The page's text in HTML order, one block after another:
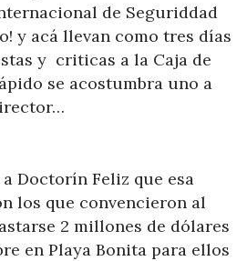
de Seguriddad
y acá llevan como tres días
y criticas a la Caja de
se acostumbra uno a
Doctorín Feliz que esa
los que convencieron al
2 millones de dólares
en Playa Bonita para ellos